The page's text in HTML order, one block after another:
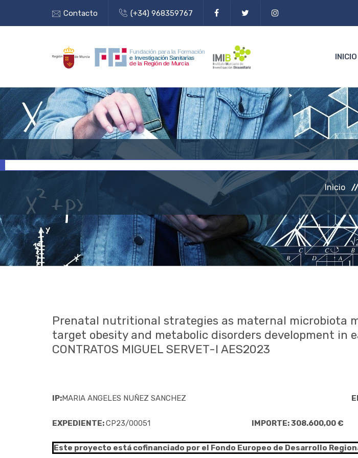
Contacto (+34) 968359767
INICIO
Inicio
Prenatal nutritional strategies as maternal microbiota
target obesity and metabolic disorders development in
CONTRATOS MIGUEL SERVET-I AES2023
IP:MARIA ANGELES NUÑEZ SANCHEZ
EXPEDIENTE:CP23/00051 IMPORTE: 308.600,00 €
Este proyecto está cofinanciado por el Fondo Europeo de Desarrollo